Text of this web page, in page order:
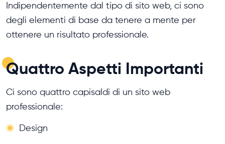
Indipendentemente dal tipo di sito web, ci sono
degli elementi di base da tenere a mente per
ottenere un risultato professionale.
Quattro Aspetti Importanti
Ci sono quattro capisaldi di un sito web
professionale:
Design